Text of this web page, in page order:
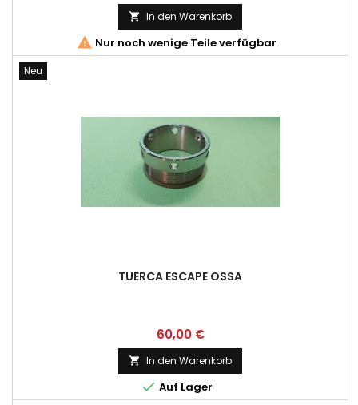
 In den Warenkorb
 Nur noch wenige Teile verfügbar
Neu
TUERCA ESCAPE OSSA
Preis
60,00 €
 In den Warenkorb
 Auf Lager